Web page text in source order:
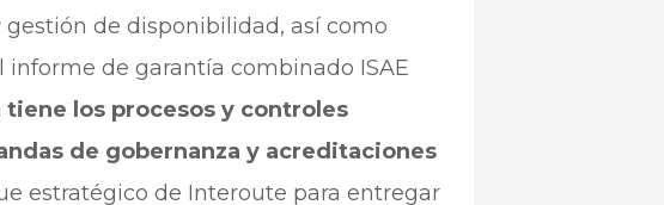
de disponibilidad, así como
de garantía combinado ISAE
tiene los procesos y controles
de gobernanza y acreditaciones
estratégico de Interoute para entregar